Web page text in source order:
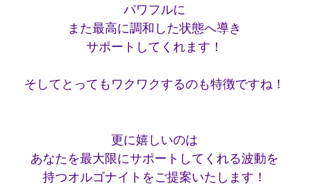
パワフルに
また最高に調和した状態へ導き
サポートしてくれます！
そしてとってもワクワクするのも特徴ですね！
更に嬉しいのは
あなたを最大限にサポートしてくれる波動を
持つオルゴナイトをご提案いたします！